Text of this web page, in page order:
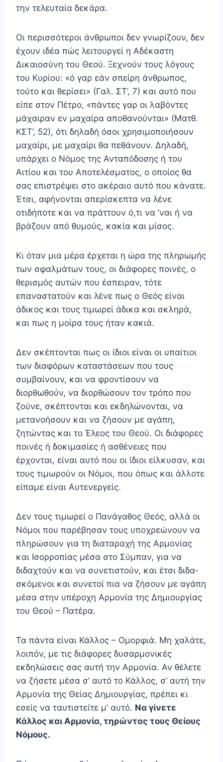
την τελευταία δεκάρα.
Οι περισσότεροι άνθρωποι δεν γνωρίζουν, δεν
έχουν ιδέα πώς λειτουργεί η Αδέκαστη
Δικαιοσύνη του Θεού. Ξεχνούν τους λόγους
του Κυρίου: «ό γαρ εάν σπείρη άν­θρωπος,
τούτο και θερίσει» (Γαλ. ΣΤ’, 7) και αυτό που
είπε στον Πέτρο, «πάντες γαρ οι λαβόντες
μάχαιραν εν μαχαίρα αποθανούνται» (Ματθ.
ΚΣΤ’, 52), ότι δηλαδή όσοι χρη­σιμοποιήσουν
μαχαίρι, με μαχαίρι θα πεθάνουν. Δηλαδή,
υπάρχει ο Νόμος της Ανταπόδοσης ή του
Αιτίου και του Αποτελέσματος, ο οποίος θα
σας επιστρέψει στο ακέραιο αυτό που κάνατε.
Έτσι, αφήνονται απερίσκεπτα να λένε
οτιδήποτε και να πράττουν ό,τι να ’ναι ή να
βράζουν από θυμούς, κακία και μίσος.
Κι όταν μια μέρα έρχεται η ώρα της πληρωμής
των σφαλμάτων τους, οι διάφορες ποινές, ο
θερισμός αυτών που έσπειραν, τότε
επαναστατούν και λένε πως ο Θεός είναι
άδικος και τους τιμωρεί άδικα και σκληρά,
και πως η μοίρα τους ήταν κακιά.
Δεν σκέπτονται πως οι ίδιοι είναι οι υπαίτιοι
των δια­φόρων καταστάσεων που τους
συμβαίνουν, και να φρον­τίσουν να
διορθωθούν, να διορθώσουν τον τρόπο που
ζούνε, σκέπτονται και εκδηλώνονται, να
μετανοήσουν και να ζήσουν με αγάπη,
ζητώντας και το Έλεος του Θεού. Οι διάφορες
ποινές ή δοκιμασίες ή ασθένειες που
έρχονται, είναι αυτό που οι ίδιοι είλκυσαν, και
τους τιμωρούν οι Νό­μοι, που όπως και άλλοτε
είπαμε είναι Αυτενεργείς.
Δεν τους τιμωρεί ο Πανάγαθος Θεός, αλλά οι
Νόμοι που παρέβησαν τους υποχρεώνουν να
πληρώσουν για τη διαταραχή της Αρμονίας
και Ισορροπίας μέσα στο Σύμπαν, για να
διδαχτούν και να συνετιστούν, και έτσι διδα­
σκόμενοι και συνετοί πια να ζήσουν με αγάπη
μέσα στην υπέροχη Αρμονία της Δημιουργίας
του Θεού – Πατέρα.
Τα πάντα είναι Κάλλος – Ομορφιά. Μη χαλάτε,
λοιπόν, με τις διάφορες δυσαρμονικές
εκδηλώσεις σας αυτή την Αρμονία. Αν θέλετε
να ζήσετε μέσα σ’ αυτό το Κάλλος, σ’ αυτή την
Αρμονία της Θείας Δημιουργίας, πρέπει κι
εσείς να ταυτιστείτε μ’ αυτό. Να γίνετε
Κάλλος και Αρμονία, τηρώντας τους Θείους
Νόμους.